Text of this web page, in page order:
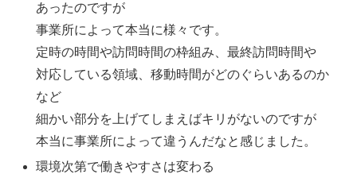
あったのですが
事業所によって本当に様々です。
定時の時間や訪問時間の枠組み、最終訪問時間や
対応している領域、移動時間がどのぐらいあるのか
など
細かい部分を上げてしまえばキリがないのですが
本当に事業所によって違うんだなと感じました。
環境次第で働きやすさは変わる